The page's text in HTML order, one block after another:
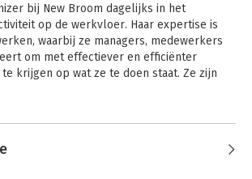
bij New Broom dagelijks in het
op de werkvloer. Haar expertise is
waarbij ze managers, medewerkers
om met effectiever en efficiënter
krijgen op wat ze te doen staat. Ze zijn
Management Support geeft ze trainingen
toekomst van het secretaressevak.
van haar hand artikelen over deze en